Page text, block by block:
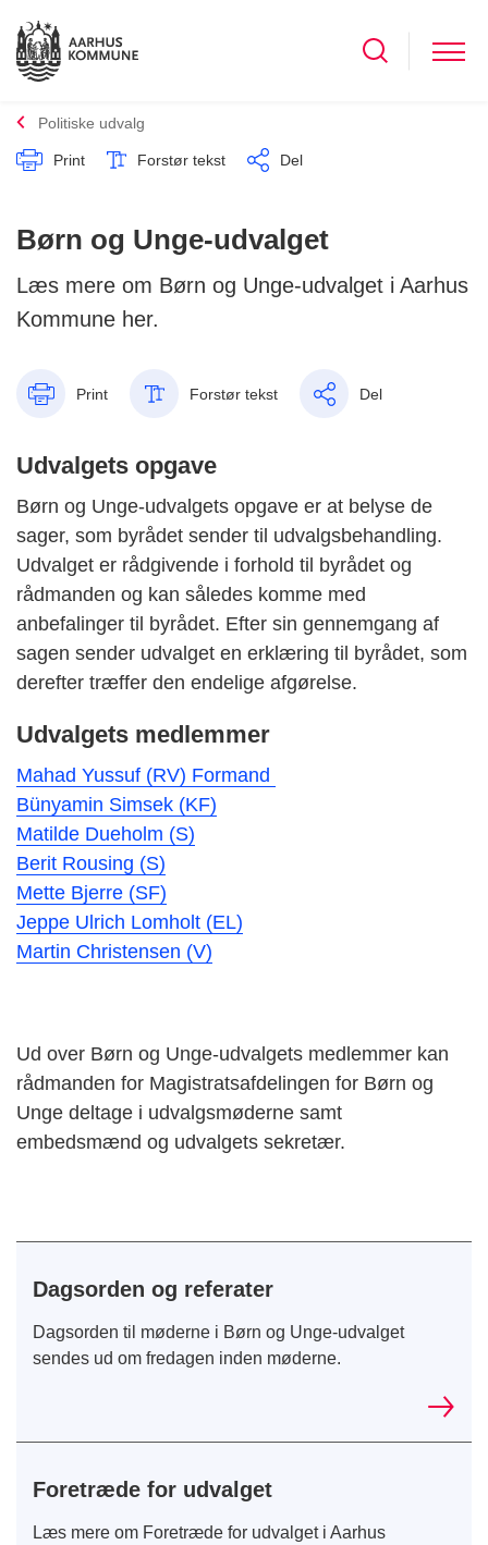
Politiske udvalg
Print Forstør tekst Del
Børn og Unge-udvalget
Læs mere om Børn og Unge-udvalget i Aarhus
Kommune her.
Print Forstør tekst Del
Udvalgets opgave
Børn og Unge-udvalgets opgave er at belyse de
sager, som byrådet sender til udvalgsbehandling.
Udvalget er rådgivende i forhold til byrådet og
rådmanden og kan således komme med
anbefalinger til byrådet. Efter sin gennemgang af
sagen sender udvalget en erklæring til byrådet, som
derefter træffer den endelige afgørelse.
Udvalgets medlemmer
Mahad Yussuf (RV) Formand
Bünyamin Simsek (KF)
Matilde Dueholm (S)
Berit Rousing (S)
Mette Bjerre (SF)
Jeppe Ulrich Lomholt (EL)
Martin Christensen (V)
Ud over Børn og Unge-udvalgets medlemmer kan
rådmanden for Magistratsafdelingen for Børn og
Unge deltage i udvalgsmøderne samt
embedsmænd og udvalgets sekretær.
Dagsorden og referater
Dagsorden til møderne i Børn og Unge-udvalget
sendes ud om fredagen inden møderne.
Foretræde for udvalget
Læs mere om Foretræde for udvalget i Aarhus